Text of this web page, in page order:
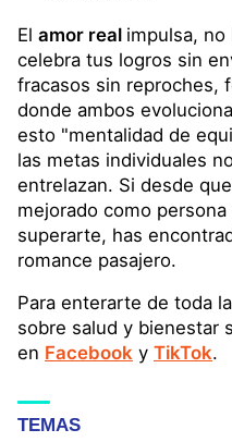
El amor real impulsa, no
celebra tus logros sin
fracasos sin reproches,
donde ambos
esto "mentalidad de
las metas individuales
entrelazan. Si desde
mejorado como
superarte, has
romance pasajero.
Para enterarte de toda
sobre salud y bienestar
en Facebook y TikTok.
TEMAS